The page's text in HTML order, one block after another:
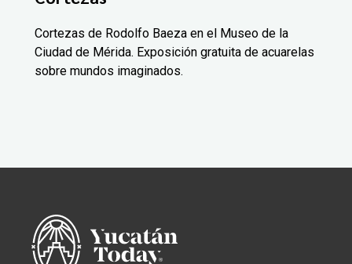
Cortezas de Rodolfo Baeza en el Museo de la
Ciudad de Mérida. Exposición gratuita de acuarelas
sobre mundos imaginados.